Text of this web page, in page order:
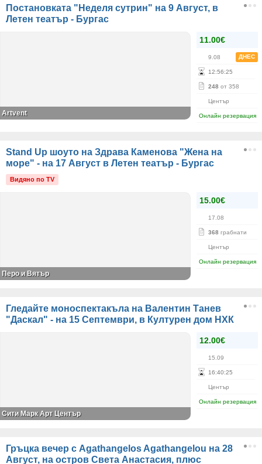
Постановката "Неделя сутрин" на 9 Август, в
Летен театър - Бургас
11.00€
9.08 ДНЕС
12:56:25
248 от 358
Център
Онлайн резервация
Аrtvent
Stand Up шоуто на Здрава Каменова "Жена на
море" - на 17 Август в Летен театър - Бургас
Видяно по TV
15.00€
17.08
368 грабнати
Център
Онлайн резервация
Перо и Вятър
Гледайте моноспектакъла на Валентин Танев
"Даскал" - на 15 Септември, в Културен дом НХК
12.00€
15.09
16:40:25
Център
Онлайн резервация
Сити Марк Арт Център
Гръцка вечер с Agathangelos Agathangelou на 28
Август, на остров Света Анастасия, плюс